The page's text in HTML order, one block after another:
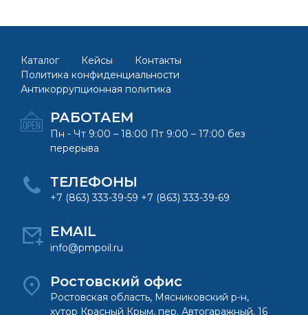
Каталог Кейсы
Контакты
Политика конфиденциальности
Антикоррупционная политика
РАБОТАЕМ
Пн - Чт 9:00 – 18:00 Пт 9:00 – 17:00 без
перерыва
ТЕЛЕФОНЫ
+7 (863) 333-39-59 +7 (863) 333-39-69
EMAIL
info@pmpoil.ru
Ростовский офис
Ростовская область, Мясниковский р-н,
хутор Красный Крым, пер. Автогаражный, 16